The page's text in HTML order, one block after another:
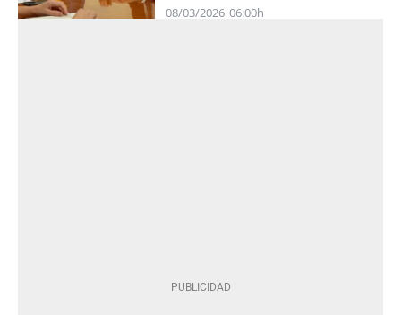
08/03/2026 06:00h